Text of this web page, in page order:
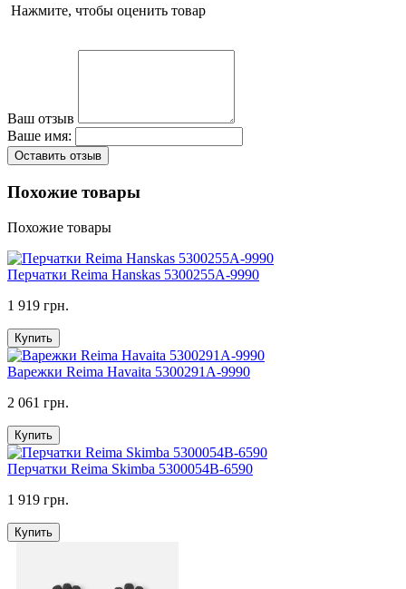
Нажмите, чтобы оценить товар
Ваш отзыв
Ваше имя:
Оставить отзыв
Похожие товары
Похожие товары
Перчатки Reima Hanskas 5300255A-9990
1 919 грн.
Купить
Варежки Reima Havaita 5300291A-9990
2 061 грн.
Купить
Перчатки Reima Skimba 5300054B-6590
1 919 грн.
Купить